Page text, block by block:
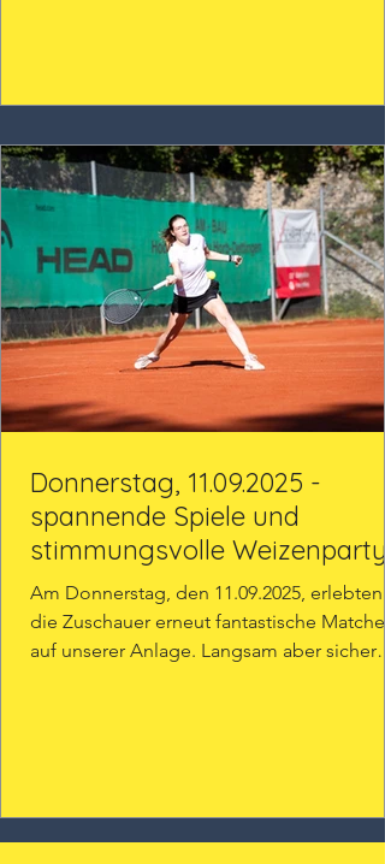
Donnerstag, 11.09.2025 -
spannende Spiele und
stimmungsvolle Weizenparty
Am Donnerstag, den 11.09.2025, erlebten
die Zuschauer erneut fantastische Matches
auf unserer Anlage. Langsam aber sicher